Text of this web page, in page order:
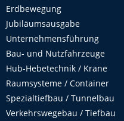
Erdbewegung
Jubiläumsausgabe
Unternehmensführung
Bau- und Nutzfahrzeuge
Hub-Hebetechnik / Krane
Raumsysteme / Container
Spezialtiefbau / Tunnelbau
Verkehrswegebau / Tiefbau